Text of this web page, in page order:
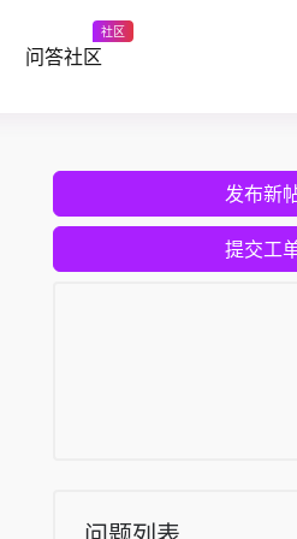
问答社区
社区
发布新
提交工